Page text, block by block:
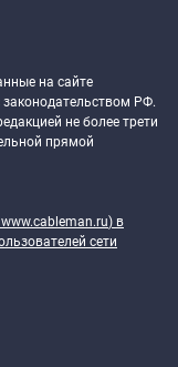
на сайте
законодательством РФ.
не более трети
прямой
www.cableman.ru) в
сети